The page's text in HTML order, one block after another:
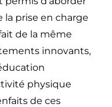
la prise en charge
de la même
innovants,
physique
de ces